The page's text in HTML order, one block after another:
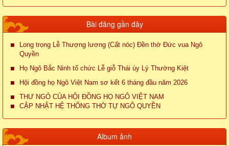
Bài đăng gần đây
Long trọng Lễ Thượng lương (Cất nóc) Đền thờ Đức vua Ngô
Quyền
Họ Ngô Bắc Ninh tổ chức Lễ giỗ Thái úy Lý Thường Kiệt
Hội đồng họ Ngô Việt Nam sơ kết 6 tháng đầu năm 2026
THƯ NGỎ CỦA HỘI ĐỒNG HỌ NGÔ VIỆT NAM
CẬP NHẬT HỆ THỐNG THỜ TỰ NGÔ QUYỀN
Album ảnh